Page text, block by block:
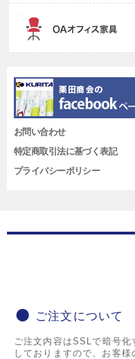
お問い合わせ
特定商取引法に基づく表記
プライバシーポリシー
ご注文について
ご注文内容はSSLで暗号化
しておりますので、お客様